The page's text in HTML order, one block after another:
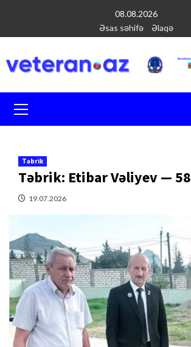
содержимому
08.08.2026
Əsas səhifə
Əlaqə
меню
Təbrik
Təbrik: Etibar Vəliyev — 58
19.07.2026